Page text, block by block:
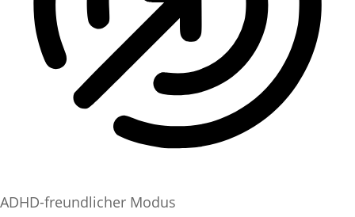
ADHD-freundlicher Modus